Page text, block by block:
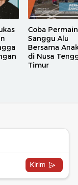
Coba
Sanggu Alu
Bersama
di Nusa
Timur